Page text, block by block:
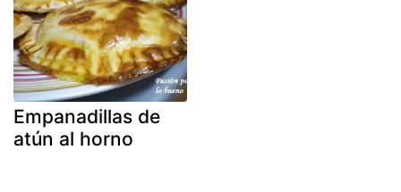
Empanadillas de
atún al horno